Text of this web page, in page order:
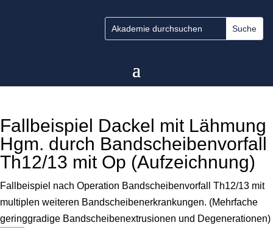
Fallbeispiel Dackel mit Lähmung
Hgm. durch Bandscheibenvorfall
Th12/13 mit Op (Aufzeichnung)
Fallbeispiel nach Operation Bandscheibenvorfall Th12/13 mit
multiplen weiteren Bandscheibenerkrankungen. (Mehrfache
geringgradige Bandscheibenextrusionen und Degenerationen)